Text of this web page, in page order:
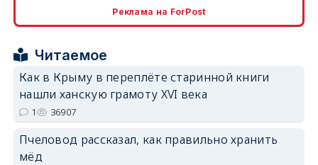
erid: 2SDnjdPjgYS
Реклама на ForPost
Читаемое
Как в Крыму в переплёте старинной книги
нашли ханскую грамоту XVI века
1 36907
Пчеловод рассказал, как правильно хранить
мёд